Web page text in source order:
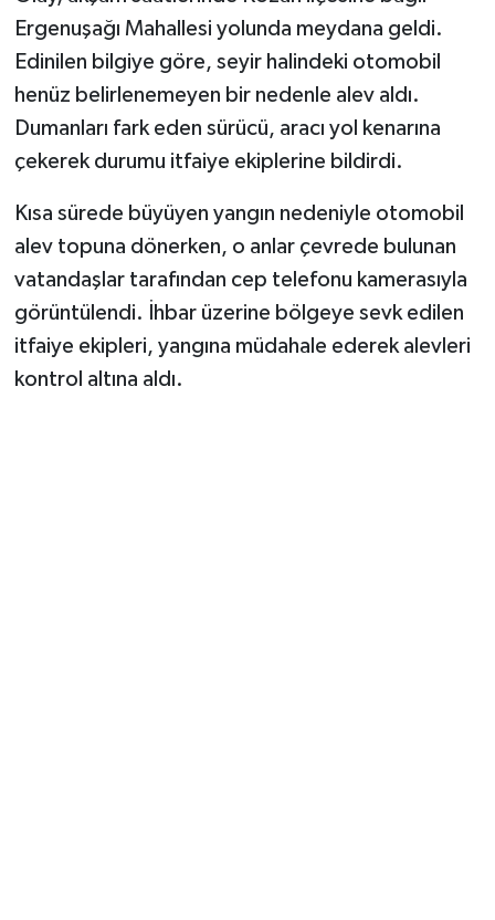
Ergenuşağı Mahallesi yolunda meydana geldi.
Edinilen bilgiye göre, seyir halindeki otomobil
henüz belirlenemeyen bir nedenle alev aldı.
Dumanları fark eden sürücü, aracı yol kenarına
çekerek durumu itfaiye ekiplerine bildirdi.
Kısa sürede büyüyen yangın nedeniyle otomobil
alev topuna dönerken, o anlar çevrede bulunan
vatandaşlar tarafından cep telefonu kamerasıyla
görüntülendi. İhbar üzerine bölgeye sevk edilen
itfaiye ekipleri, yangına müdahale ederek alevleri
kontrol altına aldı.
Seri İlan
Siyaset
Sokak Hayvanlarını Sahiplendirme
Sonsöz Özel
Spor
Vasıta
Yaşam